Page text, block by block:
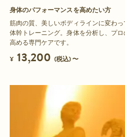
身体のパフォーマンスを高めたい方
筋肉の質、美しいボディラインに変わ
体幹トレーニング。身体を分析し、プ
高める専門ケアです。
¥ 13,200 (税込) 〜